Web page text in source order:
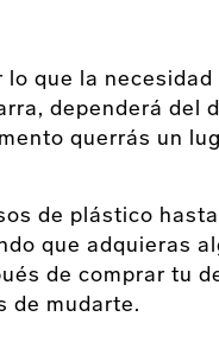
que la
dependerá del
querrás un
de plástico
que adquieras
de comprar tu
de mudarte.